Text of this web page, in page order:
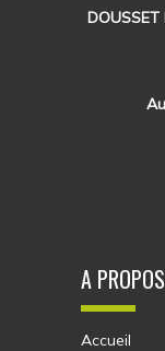
A PROPOS
Accueil